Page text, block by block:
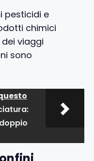
pesticidi e
chimici
viaggi
sono